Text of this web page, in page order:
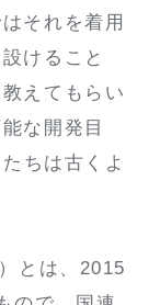
それを着用
けること
えてもらい
な開発目
ちは古くよ
とは、2015